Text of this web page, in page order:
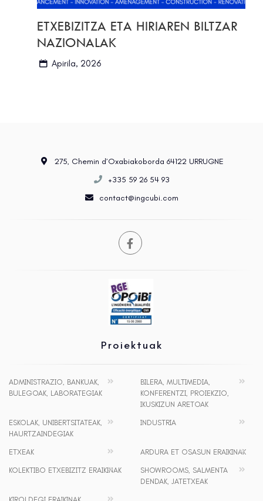
ETXEBIZITZA ETA HIRIAREN BILTZAR
NAZIONALAK
Apirila, 2026
275, Chemin d’Oxabiakoborda 64122 URRUGNE
+335 59 26 54 93
contact@ingcubi.com
Proiektuak
ADMINISTRAZIO, BANKUAK,
BULEGOAK, LABORATEGIAK
BILERA, MULTIMEDIA,
KONFERENTZI, PROIEKZIO,
IKUSKIZUN ARETOAK
ESKOLAK, UNIBERTSITATEAK,
HAURTZAINDEGIAK
INDUSTRIA
ETXEAK ARDURA ET OSASUN ERAIKINAK
KOLEKTIBO ETXEBIZITZ ERAIKINAK
SHOWROOMS, SALMENTA
DENDAK, JATETXEAK